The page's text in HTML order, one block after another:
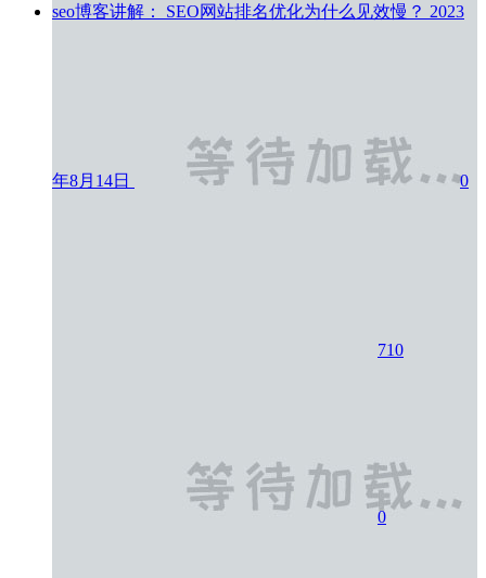
seo博客讲解： SEO网站排名优化为什么见效慢？ 2023
年8月14日 0
710
0